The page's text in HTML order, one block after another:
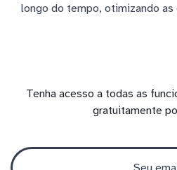
longo do tempo, otimizando
Tenha acesso a todas as
gratuitamente